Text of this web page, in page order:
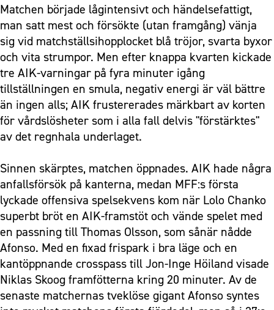
Matchen började lågintensivt och händelsefattigt,
man satt mest och försökte (utan framgång) vänja
sig vid matchställsihopplocket blå tröjor, svarta byxor
och vita strumpor. Men efter knappa kvarten kickade
tre AIK-varningar på fyra minuter igång
tillställningen en smula, negativ energi är väl bättre
än ingen alls; AIK frustererades märkbart av korten
för vårdslösheter som i alla fall delvis "förstärktes"
av det regnhala underlaget.
Sinnen skärptes, matchen öppnades. AIK hade några
anfallsförsök på kanterna, medan MFF:s första
lyckade offensiva spelsekvens kom när Lolo Chanko
superbt bröt en AIK-framstöt och vände spelet med
en passning till Thomas Olsson, som sånär nådde
Afonso. Med en fixad frispark i bra läge och en
kantöppnande crosspass till Jon-Inge Höiland visade
Niklas Skoog framfötterna kring 20 minuter. Av de
senaste matchernas tveklöse gigant Afonso syntes